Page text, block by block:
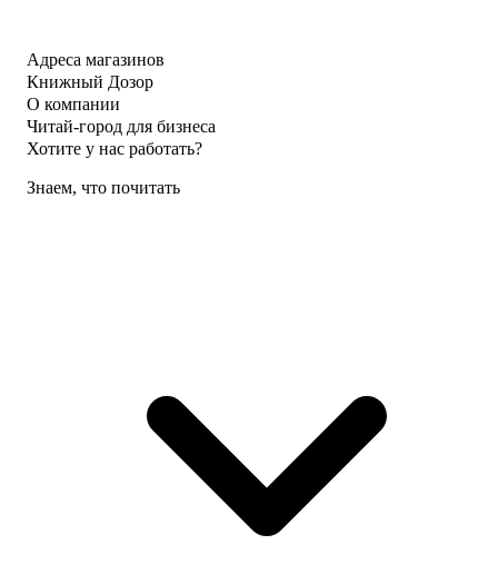
Адреса магазинов
Книжный Дозор
О компании
Читай-город для бизнеса
Хотите у нас работать?
Знаем, что почитать